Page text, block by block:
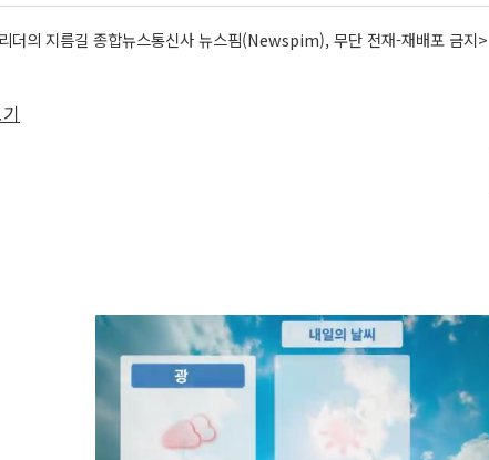
더의 지름길 종합뉴스통신사 뉴스핌(Newspim), 무단 전재-재배포 금지>